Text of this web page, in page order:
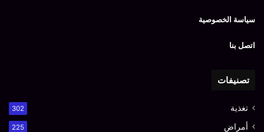
سياسة الخصوصية
اتصل بنا
تصنيفات
تغذية 302
أمراض 225